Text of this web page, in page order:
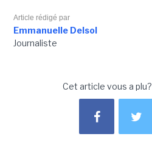
Article rédigé par
Emmanuelle Delsol
Journaliste
Cet article vous a plu?